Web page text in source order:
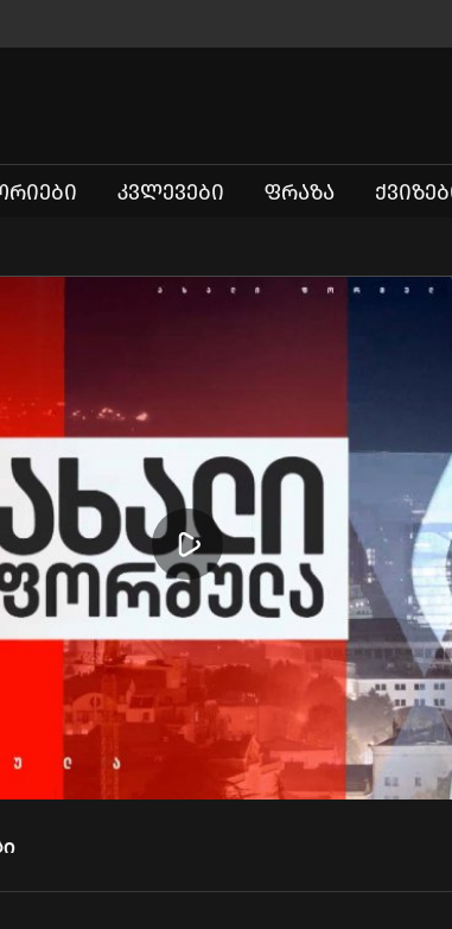
ᲙᲕᲚᲔᲕᲔᲑᲘ ᲤᲠᲐᲖᲐ
Play
Video